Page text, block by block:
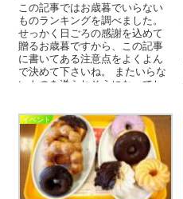
この記事ではお歳暮でいらない
ものランキングを調べました。
せっかく日ごろの感謝を込めて
贈るお歳暮ですから、この記事
に書いてある注意点をよくよん
で決めて下さいね。 またいらな
いものを送られそうになってし
イベント